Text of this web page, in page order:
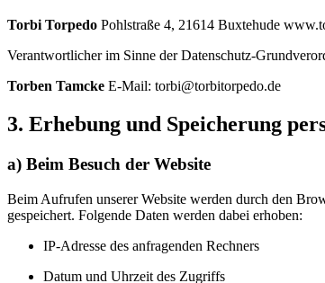
Torbi Torpedo Pohlstraße 4, 21614 Buxtehude
Verantwortlicher im Sinne der Datenschutz-
Torben Tamcke E-Mail: torbi@torbitorpedo.de
3. Erhebung und Speicherung
a) Beim Besuch der Website
Beim Aufrufen unserer Website werden durch den
gespeichert. Folgende Daten werden dabei erhoben:
IP-Adresse des anfragenden Rechners
Datum und Uhrzeit des Zugriffs